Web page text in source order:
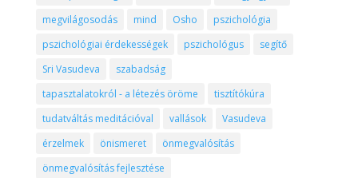
megvilágosodás
mind Osho
pszichológia
pszichológiai érdekességek
pszichológus
segítő
Sri Vasudeva
szabadság
tapasztalatokról - a létezés öröme
tisztítókúra
tudatváltás meditációval
vallások
Vasudeva
érzelmek
önismeret
önmegvalósítás
önmegvalósítás fejlesztése